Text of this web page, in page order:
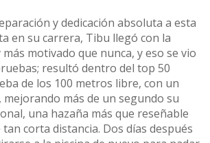
y dedicación absoluta a esta
en su carrera, Tibu llegó con la
motivado que nunca, y eso se vio
resultó dentro del top 50
de los 100 metros libre, con un
mejorando más de un segundo su
una hazaña más que reseñable
corta distancia. Dos días después